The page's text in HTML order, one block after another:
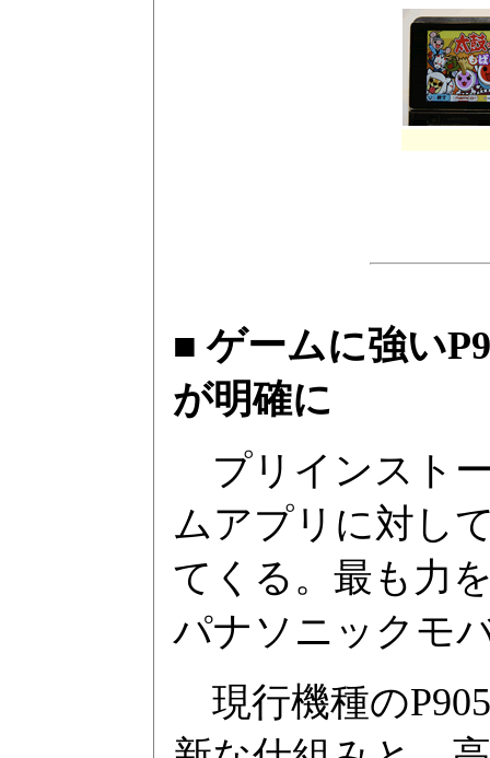
■ ゲームに強い
が明確に
プリインスト
ムアプリに対し
てくる。最も力
パナソニックモ
現行機種の